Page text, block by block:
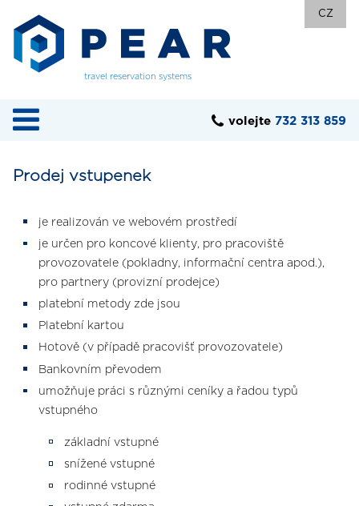
travel reservation systems
CZ
volejte 732 313 859
Prodej vstupenek
je realizován ve webovém prostředí
je určen pro koncové klienty, pro pracoviště
provozovatele (pokladny, informační centra apod.),
pro partnery (provizní prodejce)
platební metody zde jsou
Platební kartou
Hotově (v případě pracovišť provozovatele)
Bankovním převodem
umožňuje práci s různými ceníky a řadou typů
vstupného
základní vstupné
snížené vstupné
rodinné vstupné